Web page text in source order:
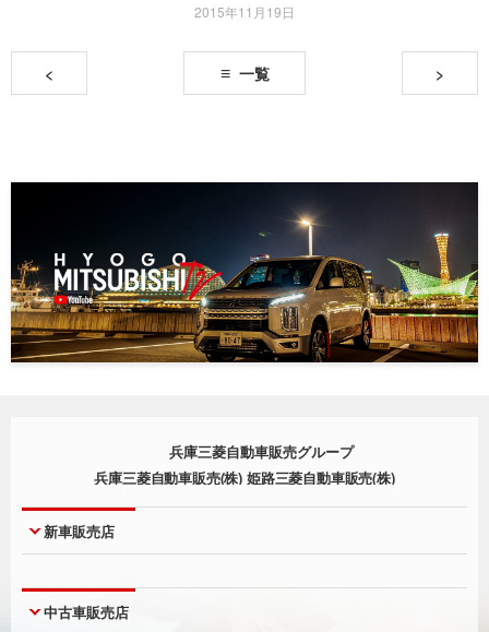
2015年11月19日
< 一覧 >
兵庫三菱自動車販売グループ
兵庫三菱自動車販売(株) 姫路三菱自動車販売(株)
新車販売店
神戸本店
西宮店
神戸北町店
中古車販売店